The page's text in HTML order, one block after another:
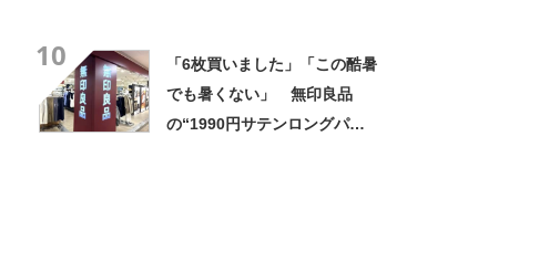
10
「6枚買いました」「この酷暑
でも暑くない」 無印良品
の“1990円サテンロングパン